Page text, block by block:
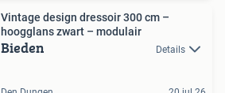
Vintage design dressoir 300 cm –
hoogglans zwart – modulair
Bieden Details